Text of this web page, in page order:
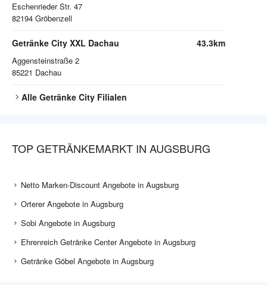
Eschenrieder Str. 47
82194 Gröbenzell
Getränke City XXL Dachau
Aggensteinstraße 2
85221 Dachau
43.3km
Alle Getränke City Filialen
TOP GETRÄNKEMARKT IN AUGSBURG
Netto Marken-Discount Angebote in Augsburg
Orterer Angebote in Augsburg
Sobi Angebote in Augsburg
Ehrenreich Getränke Center Angebote in Augsburg
Getränke Göbel Angebote in Augsburg